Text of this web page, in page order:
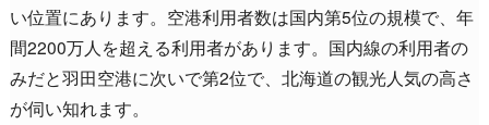
い位置にあります。空港利用者数は国内第5位の規模で、年
間2200万人を超える利用者があります。国内線の利用者の
みだと羽田空港に次いで第2位で、北海道の観光人気の高さ
が伺い知れます。